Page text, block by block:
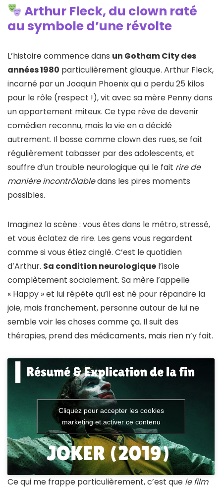
Arthur Fleck, du clown raté
au symbole d’une révolte
L’histoire commence dans un Gotham City des
années 1980 particulièrement glauque. Arthur Fleck,
incarné par un Joaquin Phoenix qui a perdu 25 kilos
pour le rôle (respect !), vit avec sa mère Penny dans
un appartement miteux. Ce type rêve de devenir
comédien reconnu, mais la vie en a décidé
autrement. Il bosse comme clown des rues, se fait
régulièrement tabasser par des adolescents, et
souffre d’un trouble neurologique qui le fait rire de
manière incontrôlabledans les pires moments
possibles.
Imaginez la scène : vous êtes dans le métro, stressé,
et vous éclatez de rire. Les gens vous regardent
comme si vous étiez cinglé. C’est le quotidien
d’Arthur. Sa condition neurologique l’isole
complètement socialement. Sa mère l’appelle
« Happy » et lui répète qu’il est né pour répandre la
joie, mais franchement, personne autour de lui ne
semble voir les choses comme ça. Il suit des
thérapies, prend des médicaments, mais rien n’y fait.
Cliquez pour accepter les cookies
marketing et activer ce contenu
Ce qui me frappe particulièrement, c’est que le film